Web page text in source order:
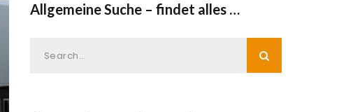
Allgemeine Suche – findet alles …